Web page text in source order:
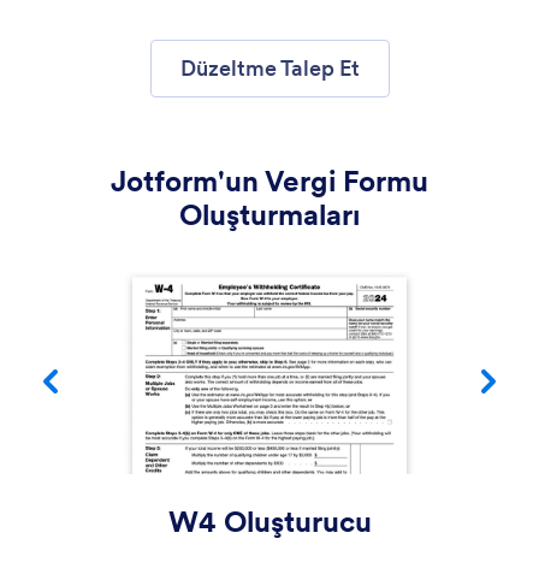
Düzeltme Talep Et
Jotform'un Vergi Formu
Oluşturmaları
W4 Oluşturucu